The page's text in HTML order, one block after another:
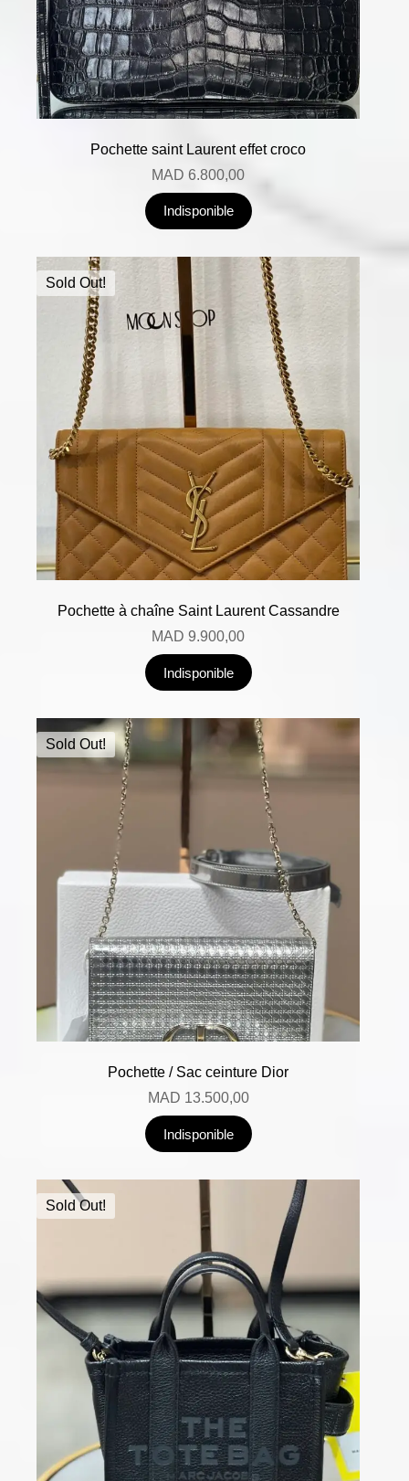
Pochette saint Laurent effet croco
MAD 6.800,00
Indisponible
Sold Out!
Pochette à chaîne Saint Laurent Cassandre
MAD 9.900,00
Indisponible
Sold Out!
Pochette / Sac ceinture Dior
MAD 13.500,00
Indisponible
Sold Out!